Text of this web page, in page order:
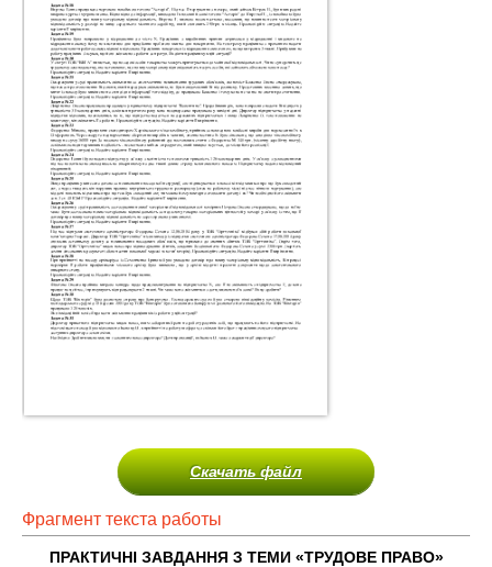
Скачать файл
Фрагмент текста работы
ПРАКТИЧНІ ЗАВДАННЯ З ТЕМИ «ТРУДОВЕ ПРАВО»